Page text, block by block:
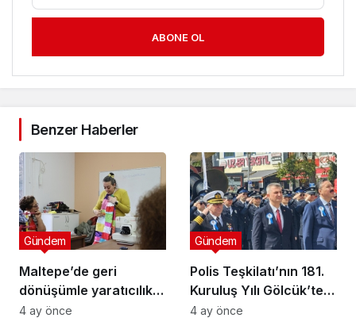
ABONE OL
Benzer Haberler
Maltepe’de geri
dönüşümle yaratıcılık
buluştu
Gündem
4 ay önce
Polis Teşkilatı’nın 181.
Kuruluş Yılı Gölcük’te
Törenle Kutlandı
Gündem
4 ay önce